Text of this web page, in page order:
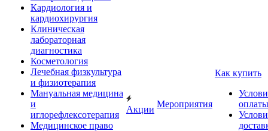
Кардиология и
кардиохирургия
Клиническая
лабораторная
диагностика
Косметология
Лечебная физкультура
и физиотерапия
Мануальная медицина
и
иглорефлексотерапия
Медицинское право
Акции
Мероприятия
Как купить
оплаты